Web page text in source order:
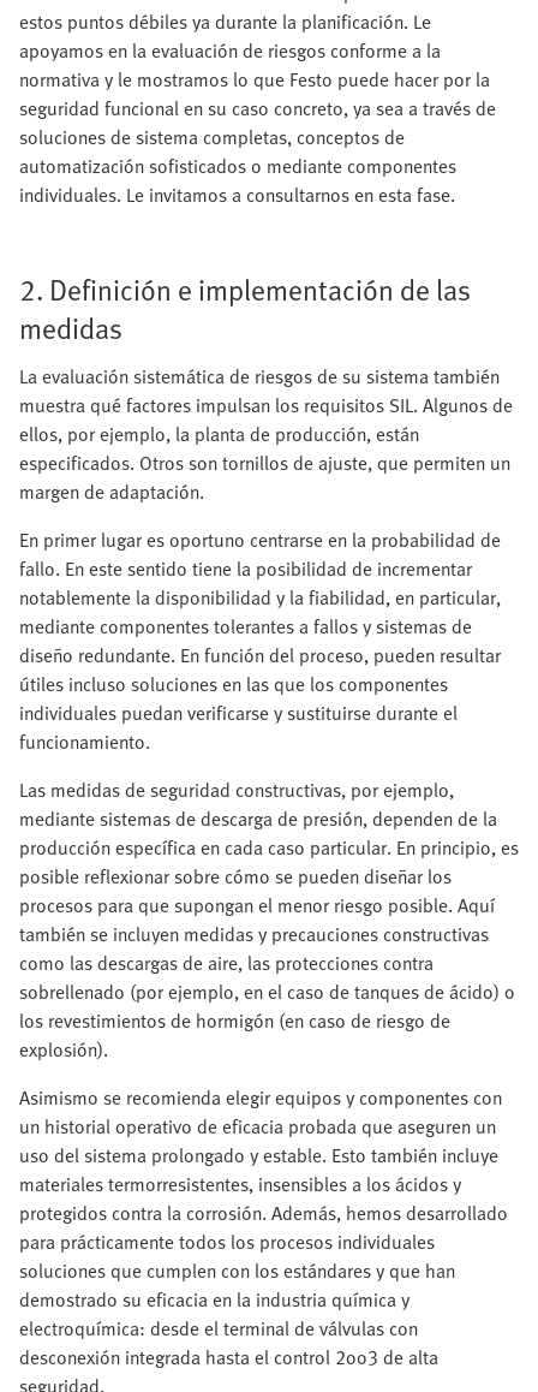
estos puntos débiles ya durante la planificación. Le
apoyamos en la evaluación de riesgos conforme a la
normativa y le mostramos lo que Festo puede hacer por la
seguridad funcional en su caso concreto, ya sea a través de
soluciones de sistema completas, conceptos de
automatización sofisticados o mediante componentes
individuales. Le invitamos a consultarnos en esta fase.
2. Definición e implementación de las
medidas
La evaluación sistemática de riesgos de su sistema también
muestra qué factores impulsan los requisitos SIL. Algunos de
ellos, por ejemplo, la planta de producción, están
especificados. Otros son tornillos de ajuste, que permiten un
margen de adaptación.
En primer lugar es oportuno centrarse en la probabilidad de
fallo. En este sentido tiene la posibilidad de incrementar
notablemente la disponibilidad y la fiabilidad, en particular,
mediante componentes tolerantes a fallos y sistemas de
diseño redundante. En función del proceso, pueden resultar
útiles incluso soluciones en las que los componentes
individuales puedan verificarse y sustituirse durante el
funcionamiento.
Las medidas de seguridad constructivas, por ejemplo,
mediante sistemas de descarga de presión, dependen de la
producción específica en cada caso particular. En principio, es
posible reflexionar sobre cómo se pueden diseñar los
procesos para que supongan el menor riesgo posible. Aquí
también se incluyen medidas y precauciones constructivas
como las descargas de aire, las protecciones contra
sobrellenado (por ejemplo, en el caso de tanques de ácido) o
los revestimientos de hormigón (en caso de riesgo de
explosión).
Asimismo se recomienda elegir equipos y componentes con
un historial operativo de eficacia probada que aseguren un
uso del sistema prolongado y estable. Esto también incluye
materiales termorresistentes, insensibles a los ácidos y
protegidos contra la corrosión. Además, hemos desarrollado
para prácticamente todos los procesos individuales
soluciones que cumplen con los estándares y que han
demostrado su eficacia en la industria química y
electroquímica: desde el terminal de válvulas con
desconexión integrada hasta el control 2oo3 de alta
seguridad.